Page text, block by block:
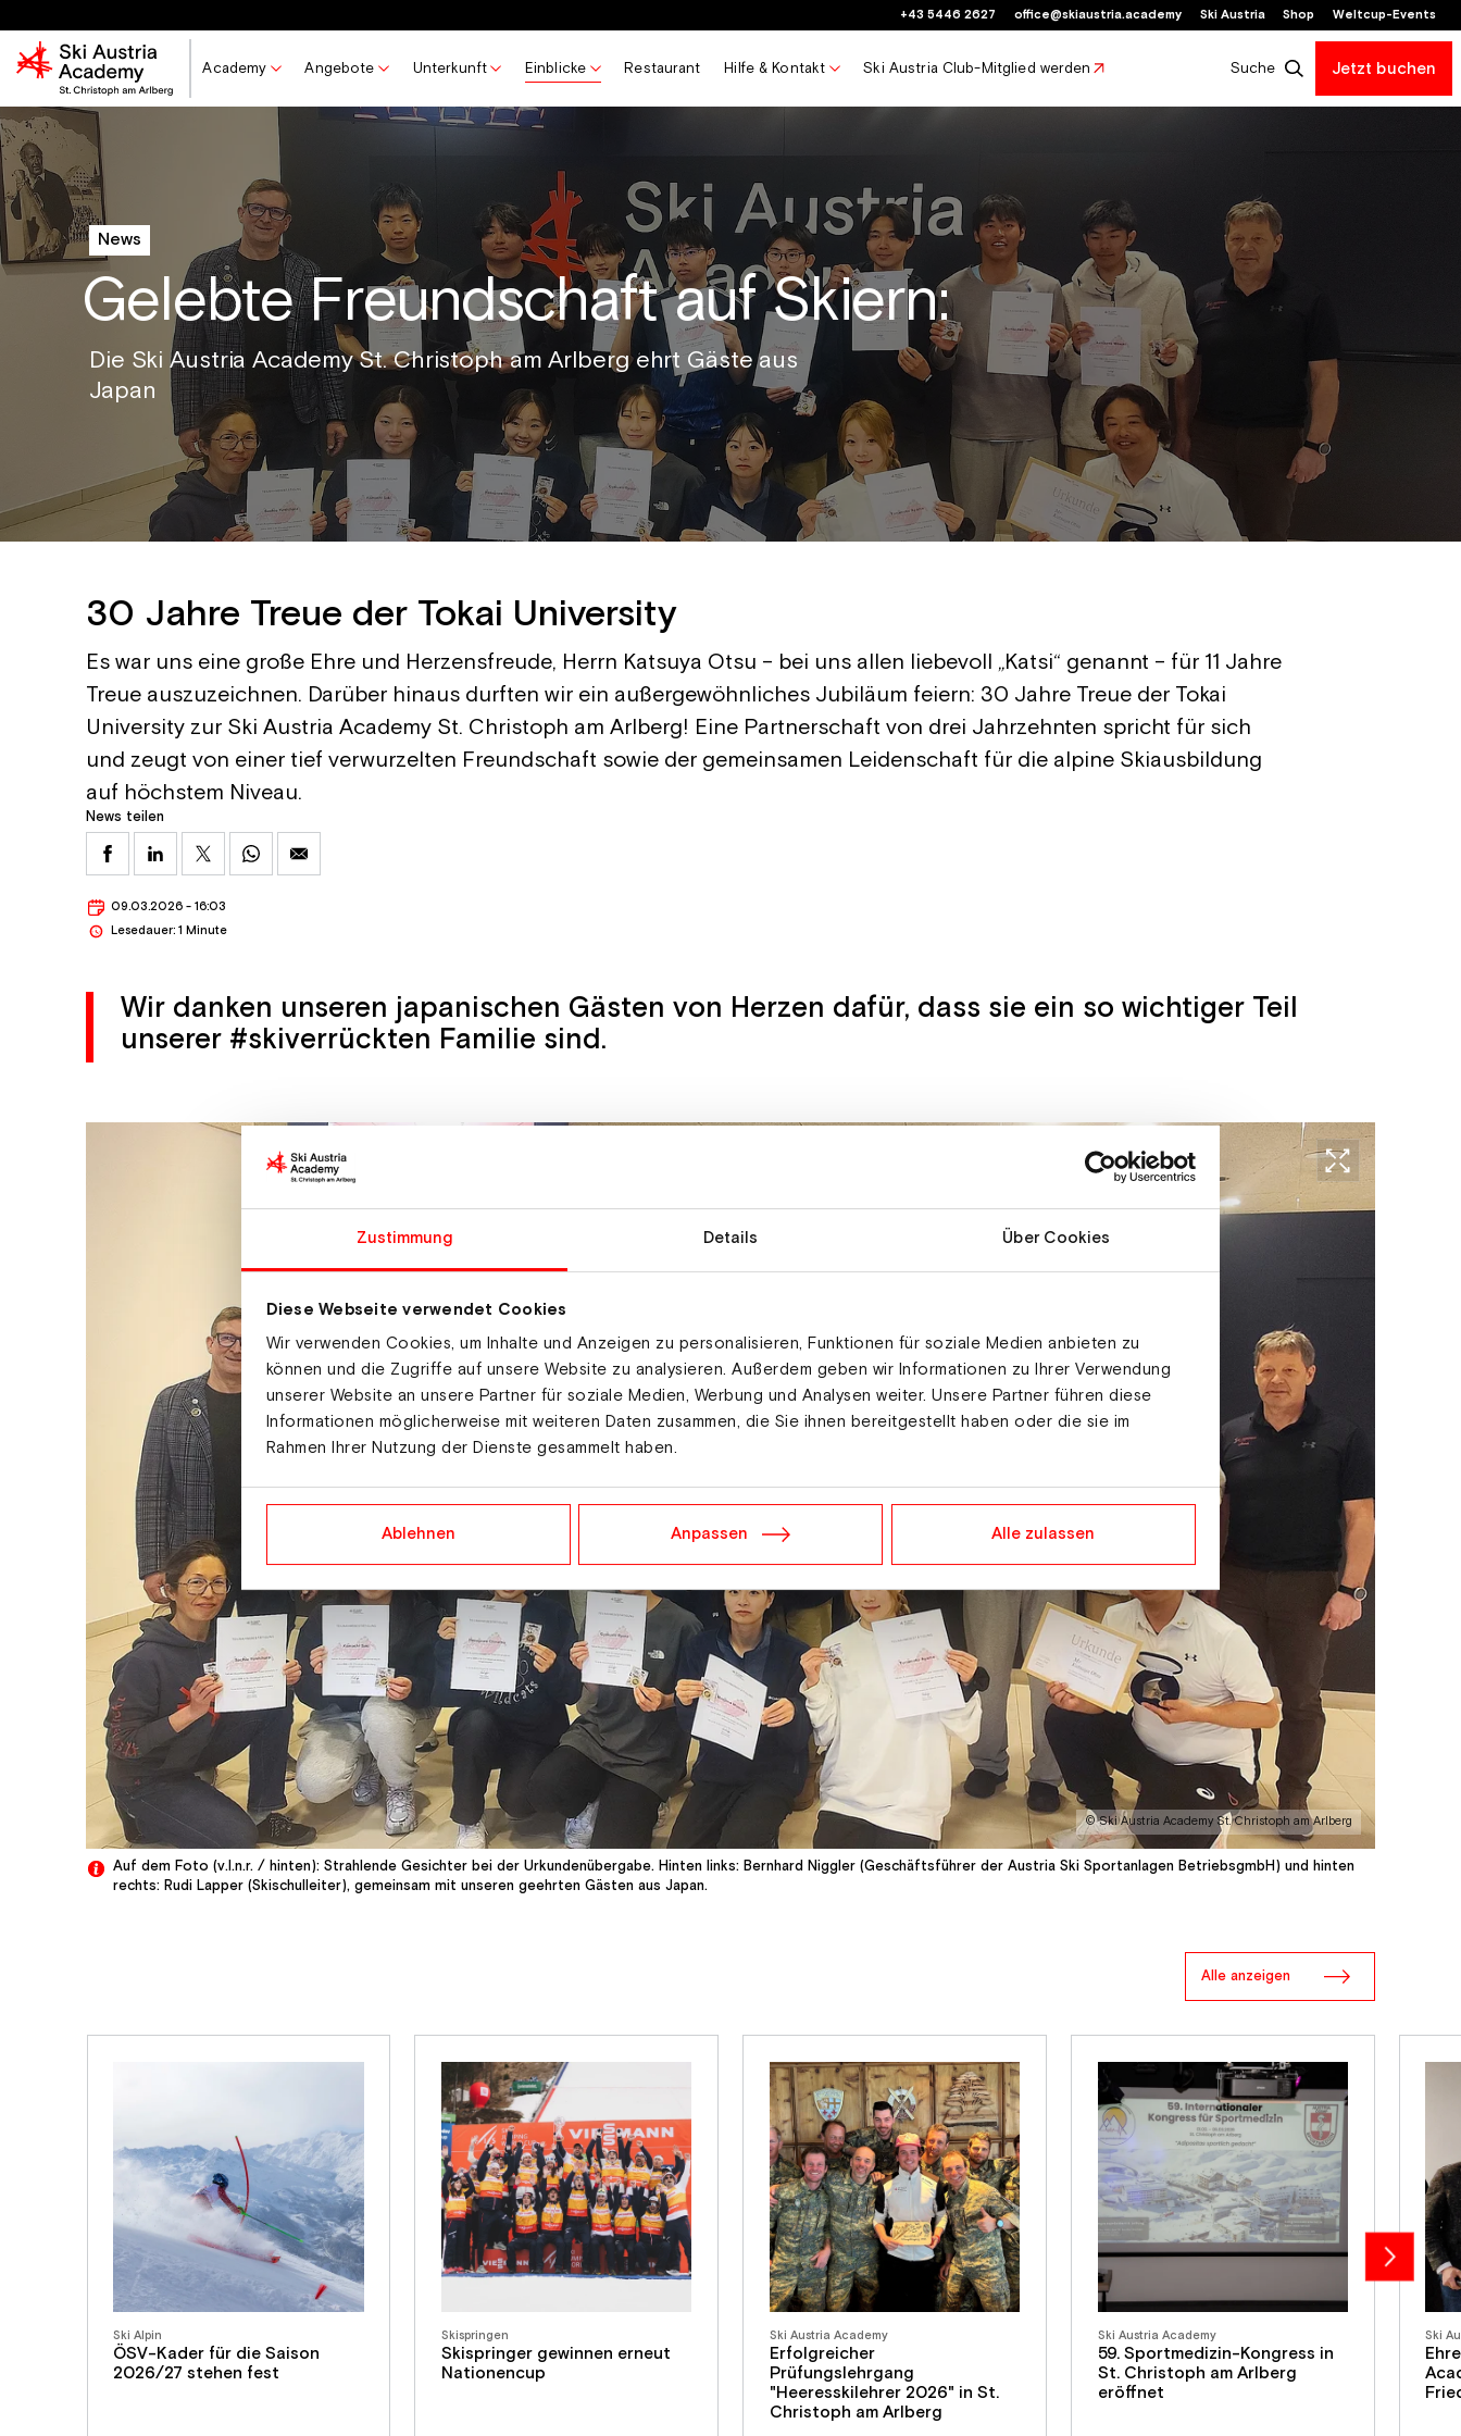
Zustimmung Details Über Cookies
Diese Webseite verwendet Cookies
Wir verwenden Cookies, um Inhalte und Anzeigen zu personalisieren, Funktionen für soziale Medien anbieten zu
können und die Zugriffe auf unsere Website zu analysieren. Außerdem geben wir Informationen zu Ihrer Verwendung
unserer Website an unsere Partner für soziale Medien, Werbung und Analysen weiter. Unsere Partner führen diese
Informationen möglicherweise mit weiteren Daten zusammen, die Sie ihnen bereitgestellt haben oder die sie im
Rahmen Ihrer Nutzung der Dienste gesammelt haben.
Ablehnen Anpassen Alle zulassen
+43 5446 2627 office@skiaustria.academy Ski Austria Shop Weltcup-Events
Academy Angebote Unterkunft Einblicke Restaurant Hilfe & Kontakt Ski Austria Club-Mitglied werden Suche Jetzt buchen
News
Gelebte Freundschaft auf Skiern:
Die Ski Austria Academy St. Christoph am Arlberg ehrt Gäste aus
Japan
30 Jahre Treue der Tokai University
Es war uns eine große Ehre und Herzensfreude, Herrn Katsuya Otsu – bei uns allen liebevoll „Katsi“ genannt – für 11 Jahre
Treue auszuzeichnen. Darüber hinaus durften wir ein außergewöhnliches Jubiläum feiern: 30 Jahre Treue der Tokai
University zur Ski Austria Academy St. Christoph am Arlberg! Eine Partnerschaft von drei Jahrzehnten spricht für sich
und zeugt von einer tief verwurzelten Freundschaft sowie der gemeinsamen Leidenschaft für die alpine Skiausbildung
auf höchstem Niveau.
News teilen
09.03.2026 - 16:03
Lesedauer: 1 Minute
Wir danken unseren japanischen Gästen von Herzen dafür, dass sie ein so wichtiger Teil
unserer #skiverrückten Familie sind.
© Ski Austria Academy St. Christoph am Arlberg
Auf dem Foto (v.l.n.r. / hinten): Strahlende Gesichter bei der Urkundenübergabe. Hinten links: Bernhard Niggler (Geschäftsführer der Austria Ski Sportanlagen BetriebsgmbH) und hinten
rechts: Rudi Lapper (Skischulleiter), gemeinsam mit unseren geehrten Gästen aus Japan.
Alle anzeigen
Ski Alpin
ÖSV-Kader für die Saison
2026/27 stehen fest
Skispringen
Skispringer gewinnen erneut
Nationencup
Ski Austria Academy
Erfolgreicher
Prüfungslehrgang
"Heeresskilehrer 2026" in St.
Christoph am Arlberg
Ski Austria Academy
59. Sportmedizin-Kongress in
St. Christoph am Arlberg
eröffnet
Ski